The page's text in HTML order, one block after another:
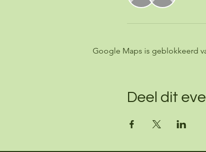
Google Maps is geblokkeerd
Deel dit